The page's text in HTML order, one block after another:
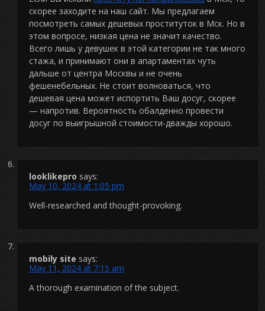
скорее заходите на наш сайт. Мы предлагаем
посмотреть самых дешевых проституток в Мск. Но в
этом вопросе, низкая цена не значит качество.
Всего лишь у девушек в этой категории не так много
стажа, и принимают они в апартаментах чуть
дальше от центра Москвы и не очень
фешенебельных. Не стоит волноваться, что
дешевая цена может испортить Ваш досуг, скорее
— напротив. Вероятность обалденно провести
досуг по выигрышной стоимости-дважды хорошо.
looklikepro says:
May 10, 2024 at 1:05 pm
Well-researched and thought-provoking.
mobily site says:
May 11, 2024 at 7:15 am
A thorough examination of the subject.